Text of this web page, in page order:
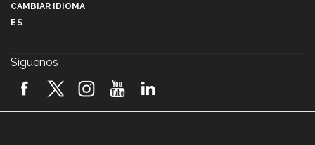
2026! (video)
CAMBIAR IDIOMA
ES
Síguenos